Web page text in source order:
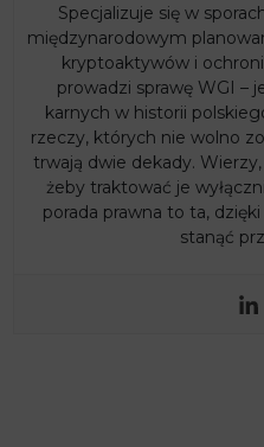
Specjalizuje się w
międzynarodowym
kryptoaktywów i
prowadzi sprawę WGI –
karnych w historii
rzeczy, których nie wolno
trwają dwie dekady.
żeby traktować je
porada prawna to ta,
stanąć